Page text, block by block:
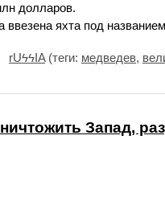
долларов.
яхта под
rUϟϟIA(теги: медведев,
Запад,